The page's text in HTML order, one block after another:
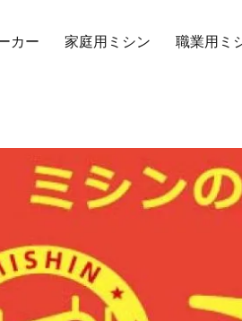
カー 家庭用ミシン 職業用ミ